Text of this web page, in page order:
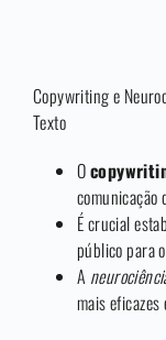
Copywriting e
Texto
O
comunicação
É crucial
público para
A
mais eficazes